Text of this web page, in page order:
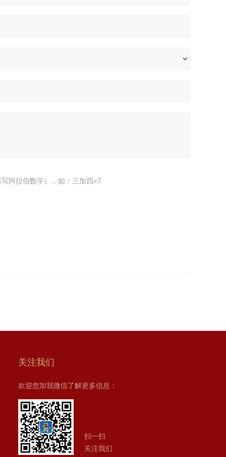
阿拉伯数字），如：三加四=7
关注我们
欢迎您加我微信了解更多信息：
扫一扫
关注我们